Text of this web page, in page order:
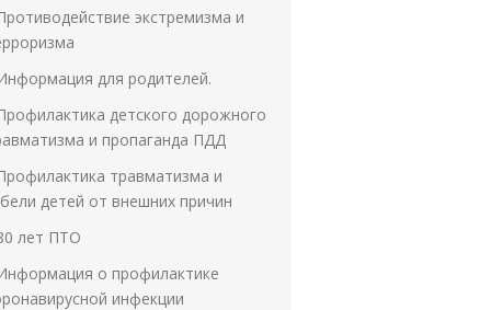
экстремизма и
для родителей.
детского дорожного
и пропаганда ПДД
травматизма и
детей от внешних причин
лет ПТО
о профилактике
инфекции